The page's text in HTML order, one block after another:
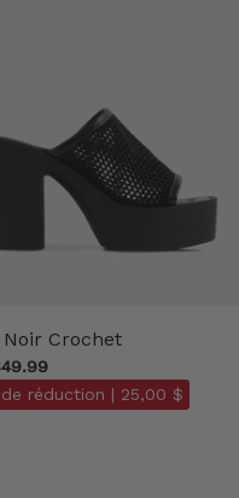
Noir Crochet
réduction | 25,00 $